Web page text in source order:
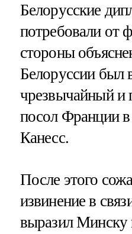
Белорусские
потребовали от
стороны
Белоруссии был
чрезвычайный и
посол Франции
Канесс.
После этого
извинение в
выразил Минску